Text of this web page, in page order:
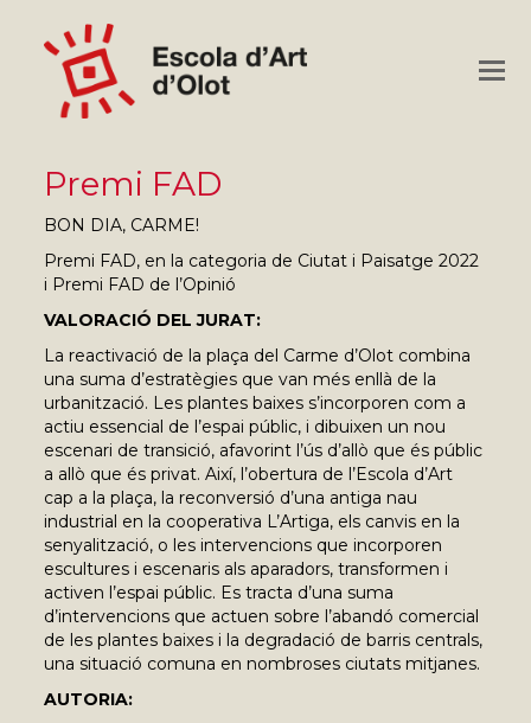
Premi FAD
BON DIA, CARME!
Premi FAD, en la categoria de Ciutat i Paisatge 2022
i Premi FAD de l’Opinió
VALORACIÓ DEL JURAT:
La reactivació de la plaça del Carme d’Olot combina
una suma d’estratègies que van més enllà de la
urbanització. Les plantes baixes s’incorporen com a
actiu essencial de l’espai públic, i dibuixen un nou
escenari de transició, afavorint l’ús d’allò que és públic
a allò que és privat. Així, l’obertura de l’Escola d’Art
cap a la plaça, la reconversió d’una antiga nau
industrial en la cooperativa L’Artiga, els canvis en la
senyalització, o les intervencions que incorporen
escultures i escenaris als aparadors, transformen i
activen l’espai públic. Es tracta d’una suma
d’intervencions que actuen sobre l’abandó comercial
de les plantes baixes i la degradació de barris centrals,
una situació comuna en nombroses ciutats mitjanes.
AUTORIA: